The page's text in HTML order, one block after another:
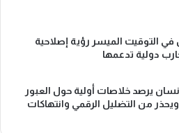
التوقيت الميسر رؤية إصلاحية
دولية تدعمها
يرصد خلاصات أولية حول العبور
من التضليل الرقمي وانتهاكات